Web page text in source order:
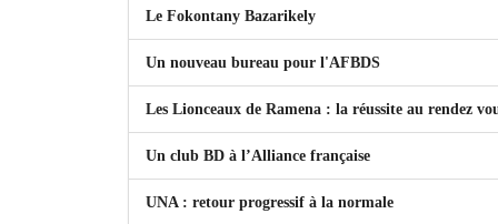
Le Fokontany Bazarikely
Un nouveau bureau pour l'AFBDS
Les Lionceaux de Ramena : la réussite au rendez
Un club BD à l’Alliance française
UNA : retour progressif à la normale